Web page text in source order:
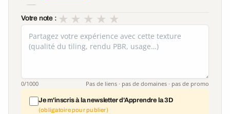
Votre note : ★
★
★
★
★
0/1000 Pas de liens · pas de domaines · pas de promo
Je m'inscris à la newsletter d'Apprendre la 3D
(obligatoire pour publier)